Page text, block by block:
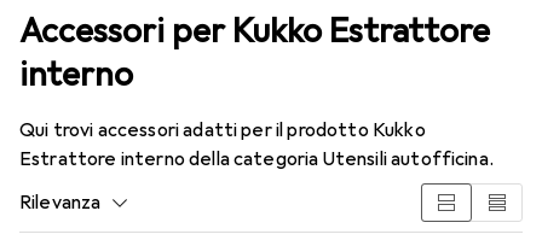
Accessori per Kukko Estrattore
interno
Qui trovi accessori adatti per il prodotto Kukko
Estrattore interno della categoria Utensili autofficina.
Rilevanza